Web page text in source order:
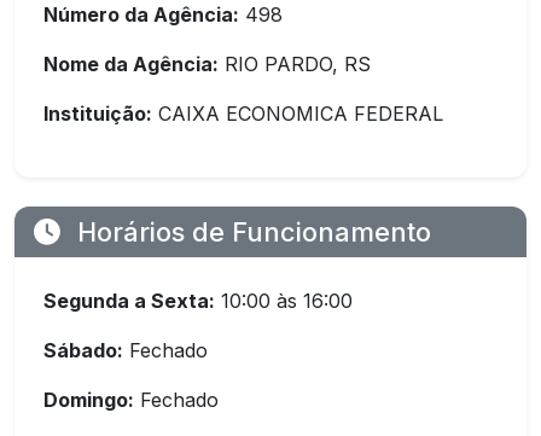
Número da Agência: 498
Nome da Agência: RIO PARDO, RS
Instituição: CAIXA ECONOMICA FEDERAL
Horários de Funcionamento
Segunda a Sexta: 10:00 às 16:00
Sábado: Fechado
Domingo: Fechado